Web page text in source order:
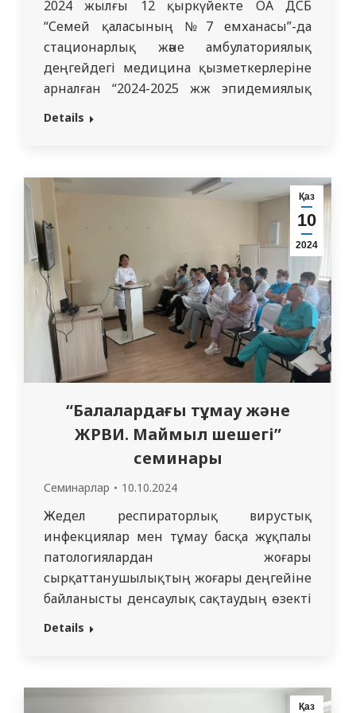
2024 жылғы 12 қыркүйекте ОА ДСБ
“Семей қаласының №7 емханасы”-да
стационарлық және амбулаториялық
деңгейдегі медицина қызметкерлеріне
арналған “2024-2025 жж эпидемиялық
маусымына тұмауға, ЖРВИ-ға және
ұйымдастыру және өткізу, АПВ-ға қарсы
вакцинация”тақырыбында семинар өтті.
Семинар ҚР ДСМ СЭБ комитеті Абай
облысының СЭБ департаменті СЭБ
басқармасының ұйымдастыруымен,
КЕАҚ СМУ…
Details
Қаз
10
2024
“Балалардағы тұмау және
ЖРВИ. Маймыл шешегі”
семинары
Семинарлар 10.10.2024
Жедел респираторлық вирустық
инфекциялар мен тұмау басқа жұқпалы
патологиялардан жоғары
сырқаттанушылықтың жоғары деңгейіне
байланысты денсаулық сақтаудың өзекті
мәселесі болып табылады. Іс жүзінде әр
Облыстық фтизиопульмонология
Details
Қаз